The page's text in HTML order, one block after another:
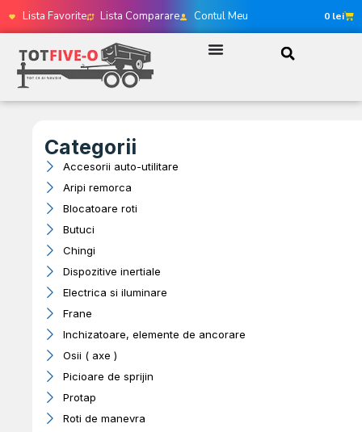
Lista Favorite Lista Comparare Contul Meu 0 lei
Categorii
Accesorii auto-utilitare
Aripi remorca
Blocatoare roti
Butuci
Chingi
Dispozitive inertiale
Electrica si iluminare
Frane
Inchizatoare, elemente de ancorare
Osii ( axe )
Picioare de sprijin
Protap
Roti de manevra